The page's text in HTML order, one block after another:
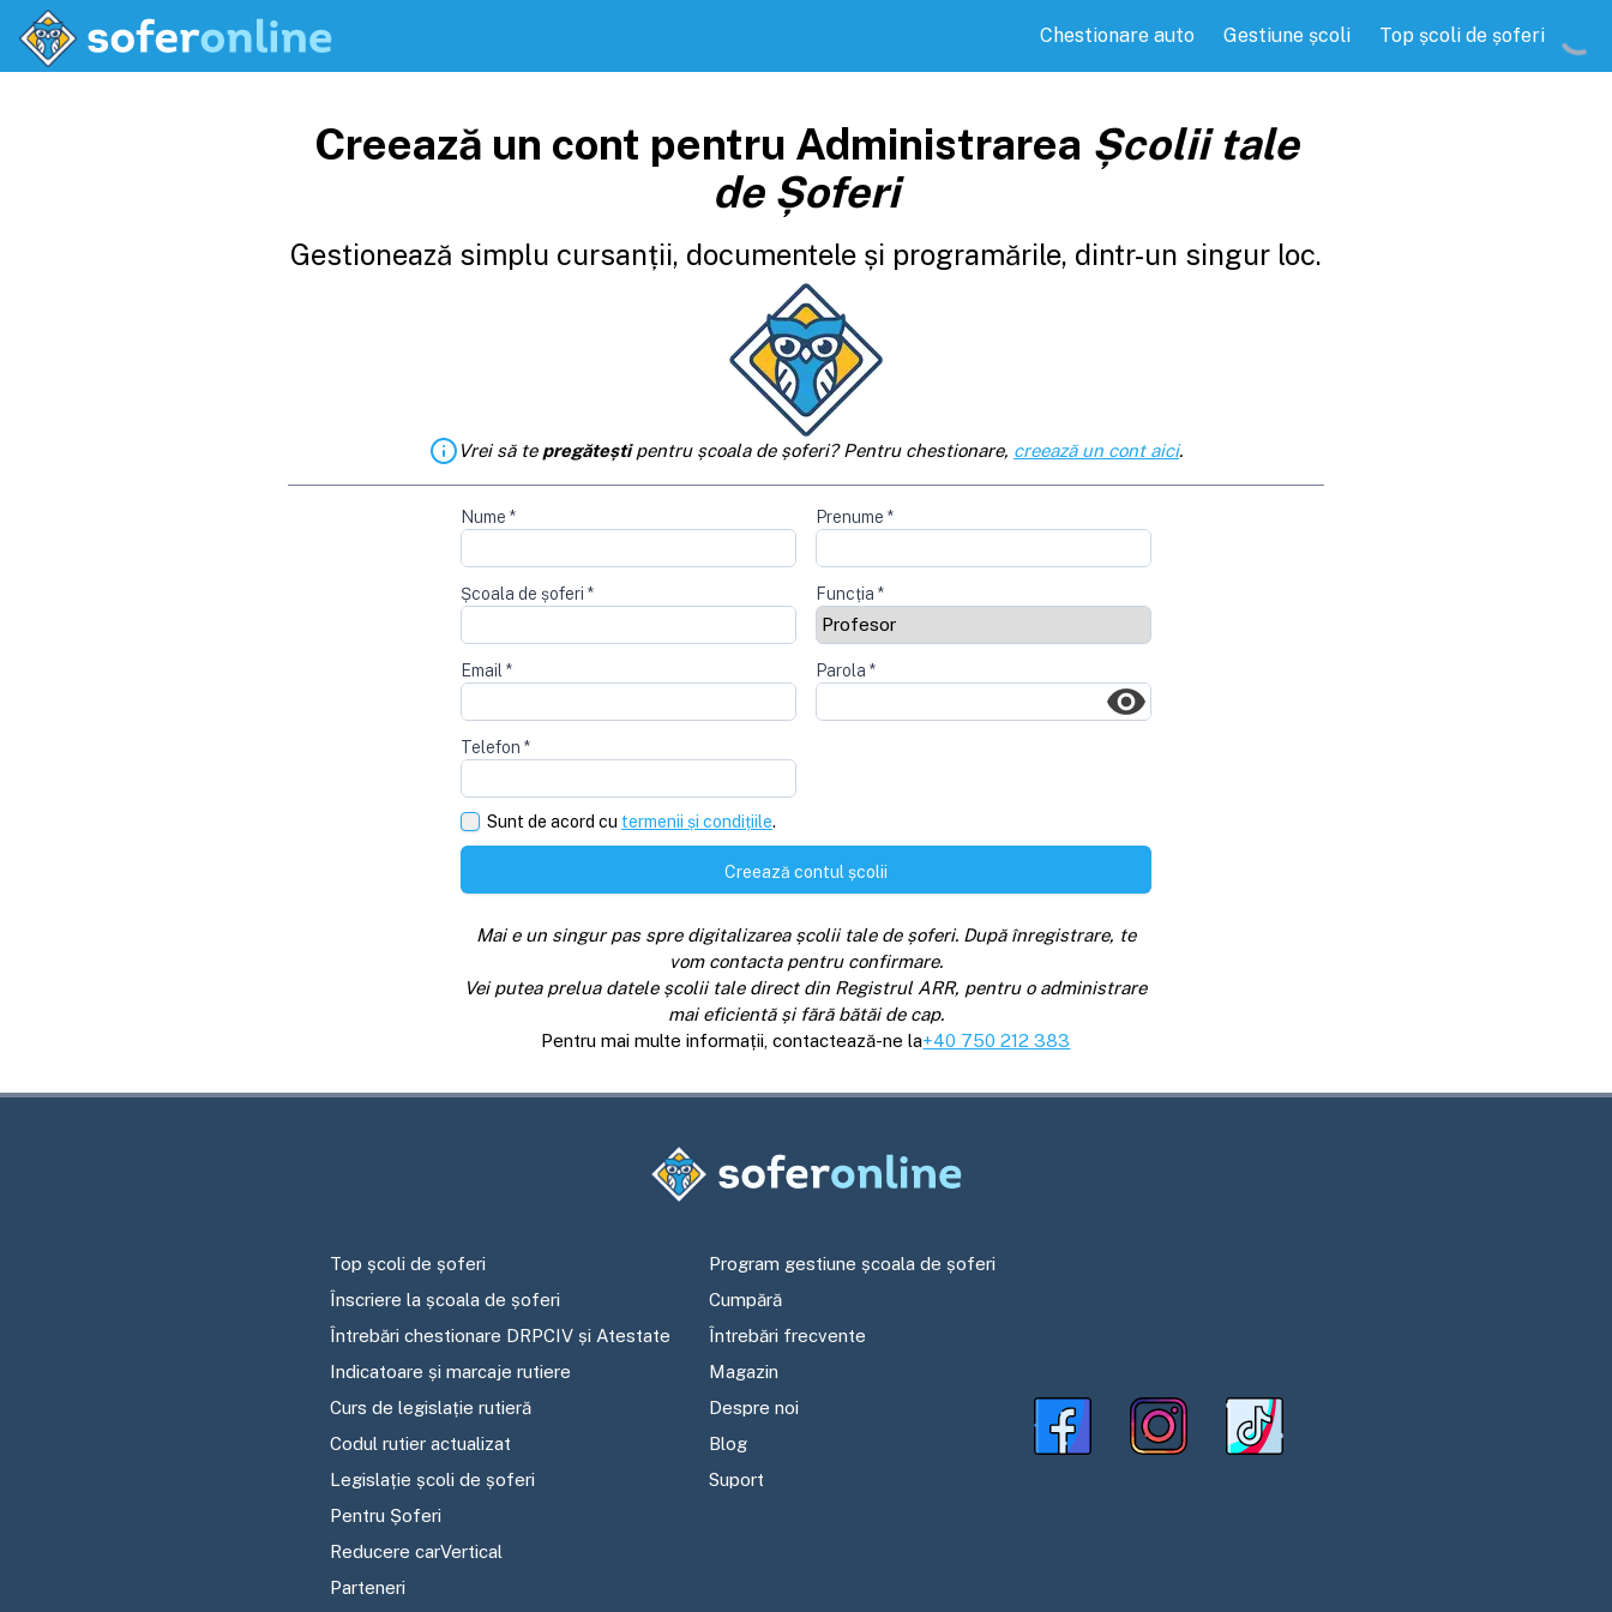
Chestionare auto Gestiune școli Top școli de șoferi
Creează un cont pentru Administrarea Școlii tale
de Șoferi
Gestionează simplu cursanții, documentele și programările, dintr-un singur loc.
Vrei să te pregăteștipentru școala de șoferi? Pentru chestionare, creează un cont aici.
Nume * Prenume *
Școala de șoferi * Funcția *
Email * Parola *
Telefon *
Sunt de acord cu termenii și condițiile.
Creează contul școlii
Mai e un singur pas spre digitalizarea școlii tale de șoferi. După înregistrare, te
vom contacta pentru confirmare.
Vei putea prelua datele școlii tale direct din Registrul ARR, pentru o administrare
mai eficientă și fără bătăi de cap.
Pentru mai multe informații, contactează-ne la+40 750 212 383
Top școli de șoferi
Înscriere la școala de șoferi
Întrebări chestionare DRPCIV și Atestate
Indicatoare și marcaje rutiere
Curs de legislație rutieră
Codul rutier actualizat
Legislație școli de șoferi
Pentru Șoferi
Reducere carVertical
Parteneri
Program gestiune școala de șoferi
Cumpără
Întrebări frecvente
Magazin
Despre noi
Blog
Suport